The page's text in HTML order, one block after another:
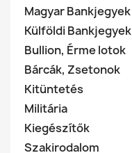
Magyar Bankjegyek
Külföldi Bankjegyek
Bullion, Érme lotok
Bárcák, Zsetonok
Kitüntetés
Militária
Kiegészítők
Szakirodalom